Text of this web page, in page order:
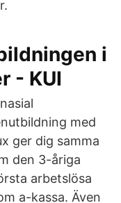
i
- KUI
med
ger dig samma
den 3-åriga
arbetslösa
a-kassa. Även